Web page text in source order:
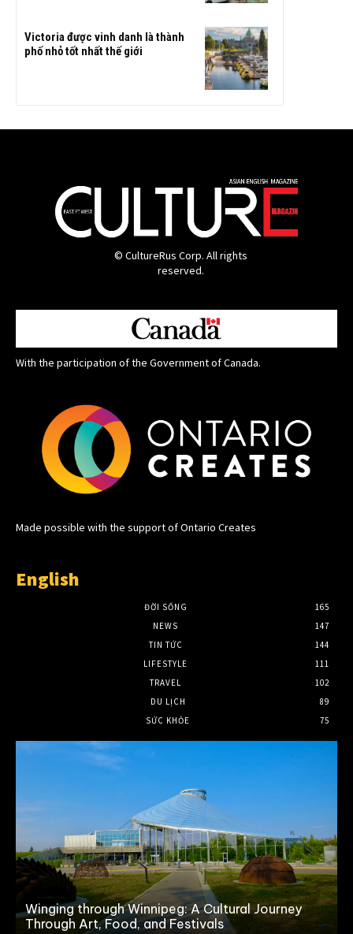
Victoria được vinh danh là thành
phố nhỏ tốt nhất thế giới
© CultureRus Corp. All rights
reserved.
With the participation of the Government of Canada.
Made possible with the support of Ontario Creates
English
ĐỜI SỐNG
165
NEWS
147
TIN TỨC
144
LIFESTYLE
111
TRAVEL
102
DU LỊCH
89
SỨC KHỎE
75
Winging through Winnipeg: A Cultural Journey
Through Art, Food, and Festivals